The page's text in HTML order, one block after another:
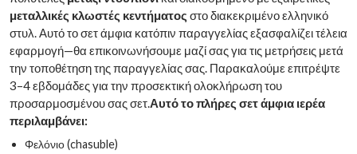
μεταλλικές κλωστές κεντήματος στο διακεκριμένο ελληνικό
στυλ. Αυτό το σετ άμφια κατόπιν παραγγελίας εξασφαλίζει τέλεια
εφαρμογή—θα επικοινωνήσουμε μαζί σας για τις μετρήσεις μετά
την τοποθέτηση της παραγγελίας σας. Παρακαλούμε επιτρέψτε
3–4 εβδομάδες για την προσεκτική ολοκλήρωση του
προσαρμοσμένου σας σετ.Αυτό το πλήρες σετ άμφια ιερέα
περιλαμβάνει:
Φελόνιο (chasuble)